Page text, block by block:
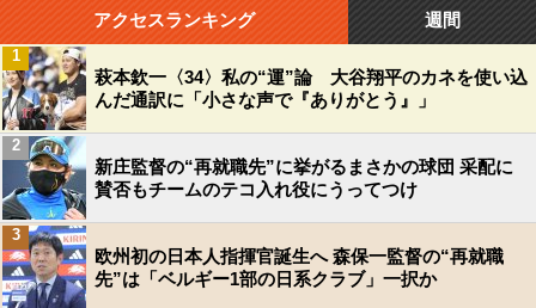
アクセスランキング 週間
萩本欽一〈34〉私の“運”論 大谷翔平のカネを使い込
んだ通訳に「小さな声で『ありがとう』」
1
新庄監督の“再就職先”に挙がるまさかの球団 采配に
賛否もチームのテコ入れ役にうってつけ
2
欧州初の日本人指揮官誕生へ 森保一監督の“再就職
先”は「ベルギー1部の日系クラブ」一択か
3